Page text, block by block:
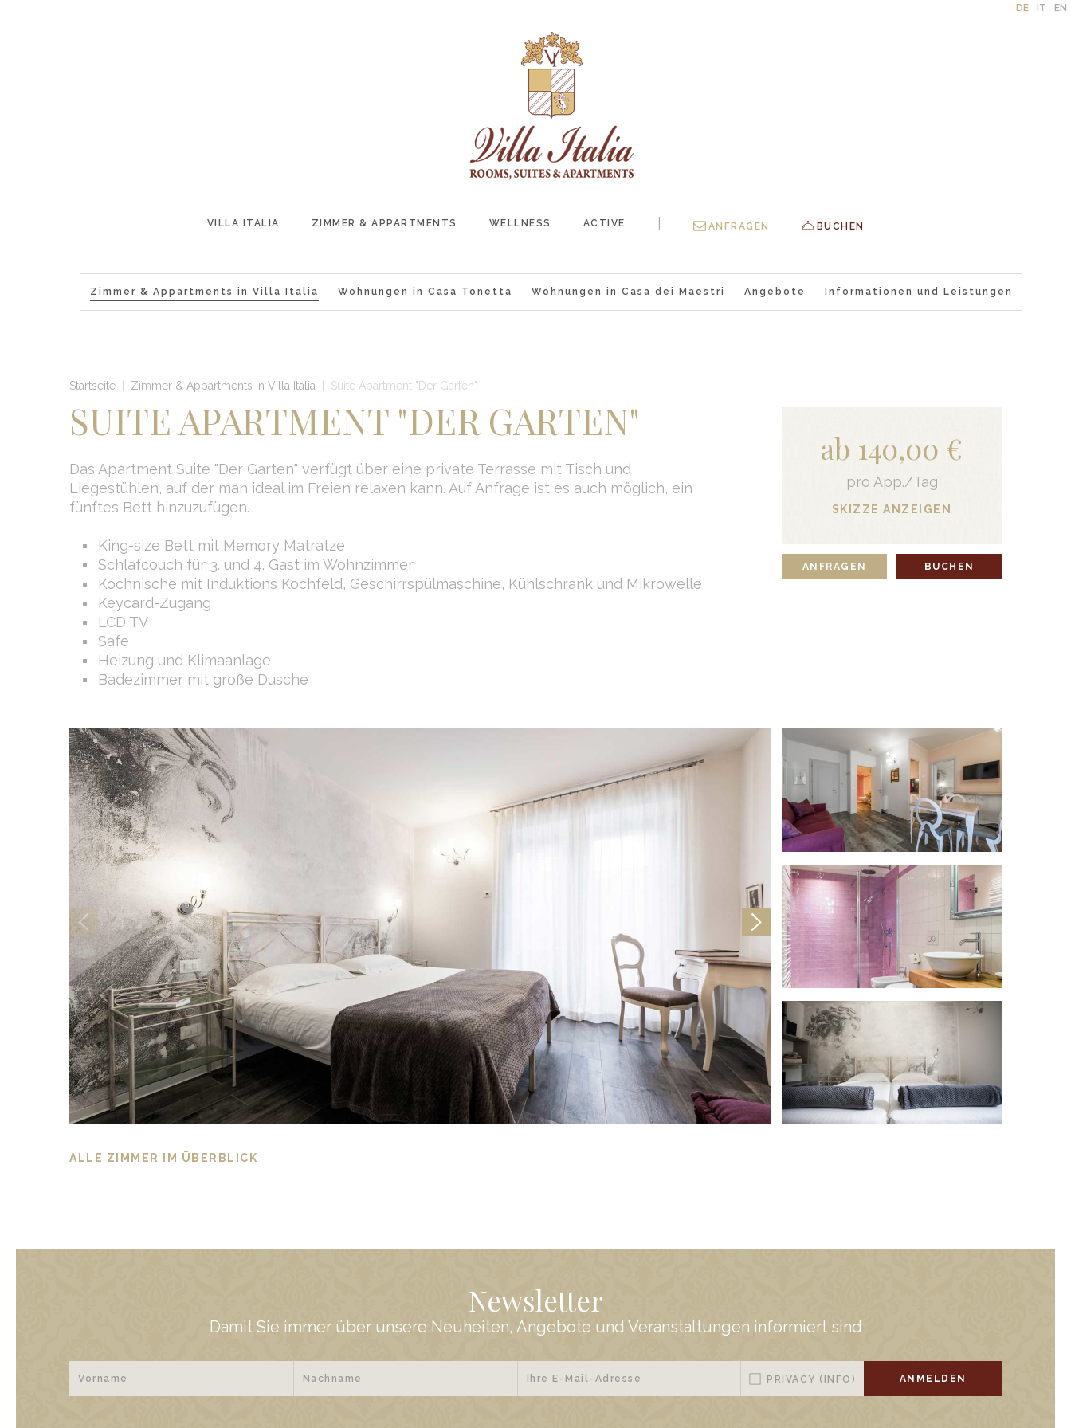
DE IT EN
VILLA ITALIA ZIMMER & APPARTMENTS WELLNESS ACTIVE ANFRAGEN BUCHEN
Zimmer & Appartments in Villa Italia Wohnungen in Casa Tonetta Wohnungen in Casa dei Maestri Angebote Informationen und Leistungen
Startseite Zimmer & Appartments in Villa Italia Suite Apartment "Der Garten"
SUITE APARTMENT "DER GARTEN"
Das Apartment Suite "Der Garten" verfügt über eine private Terrasse mit Tisch und
Liegestühlen, auf der man ideal im Freien relaxen kann. Auf Anfrage ist es auch möglich, ein
fünftes Bett hinzuzufügen.
King-size Bett mit Memory Matratze
Schlafcouch für 3. und 4. Gast im Wohnzimmer
Kochnische mit Induktions Kochfeld, Geschirrspülmaschine, Kühlschrank und Mikrowelle
Keycard-Zugang
LCD TV
Safe
Heizung und Klimaanlage
Badezimmer mit große Dusche
ab 140,00 €
pro App./Tag
SKIZZE ANZEIGEN
ANFRAGEN BUCHEN
ALLE ZIMMER IM ÜBERBLICK
Newsletter
Damit Sie immer über unsere Neuheiten, Angebote und Veranstaltungen informiert sind
PRIVACY (INFO) ANMELDEN